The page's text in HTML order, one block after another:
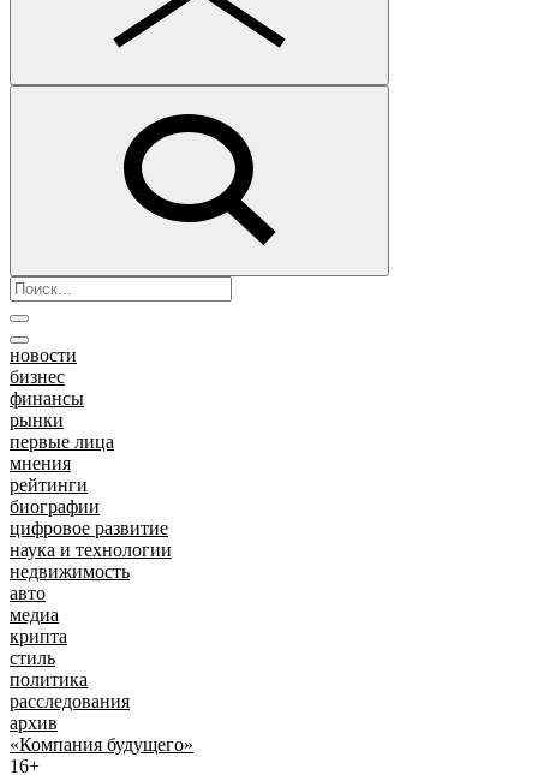
новости
бизнес
финансы
рынки
первые лица
мнения
рейтинги
биографии
цифровое развитие
наука и технологии
недвижимость
авто
медиа
крипта
стиль
политика
расследования
архив
«Компания будущего»
16+